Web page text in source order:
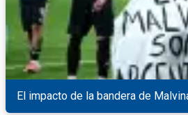
El impacto de la bandera de